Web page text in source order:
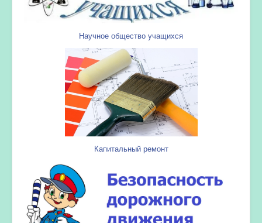
Научное общество учащихся
Капитальный ремонт